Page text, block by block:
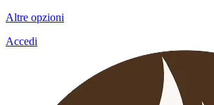
Altre opzioni
Accedi